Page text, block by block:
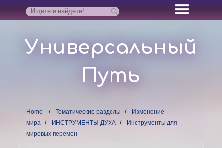
Универсальный
Путь
Home Тематические разделы
Изменение
мира
ИНСТРУМЕНТЫ ДУХА
Инструменты для
мировых перемен